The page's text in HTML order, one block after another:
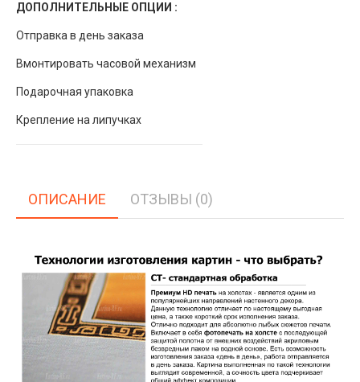
ДОПОЛНИТЕЛЬНЫЕ ОПЦИИ :
Отправка в день заказа
Вмонтировать часовой механизм
Подарочная упаковка
Крепление на липучках
ОПИСАНИЕ ОТЗЫВЫ (0)